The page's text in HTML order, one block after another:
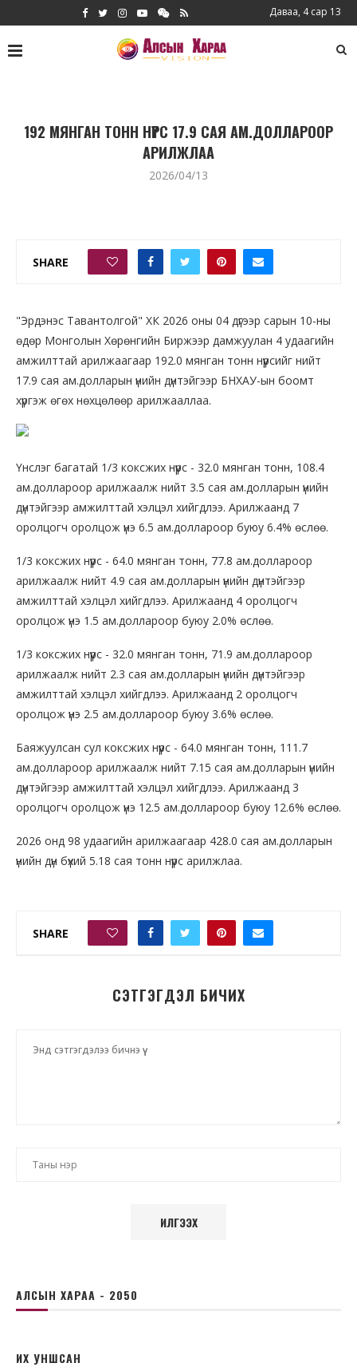
Даваа, 4 сар 13
192 МЯНГАН ТОНН НҮҮРС 17.9 САЯ АМ.ДОЛЛАРООР
АРИЛЖЛАА
2026/04/13
SHARE
"Эрдэнэс Тавантолгой" ХК 2026 оны 04 дүгээр сарын 10-ны
өдөр Монголын Хөрөнгийн Биржээр дамжуулан 4 удаагийн
амжилттай арилжаагаар 192.0 мянган тонн нүүрсийг нийт
17.9 сая ам.долларын үнийн дүнтэйгээр БНХАУ-ын боомт
хүргэж өгөх нөхцөлөөр арилжааллаа.
Үнслэг багатай 1/3 коксжих нүүрс - 32.0 мянган тонн, 108.4
ам.доллароор арилжаалж нийт 3.5 сая ам.долларын үнийн
дүнтэйгээр амжилттай хэлцэл хийгдлээ. Арилжаанд 7
оролцогч оролцож үнэ 6.5 ам.доллароор буюу 6.4% өслөө.
1/3 коксжих нүүрс - 64.0 мянган тонн, 77.8 ам.доллароор
арилжаалж нийт 4.9 сая ам.долларын үнийн дүнтэйгээр
амжилттай хэлцэл хийгдлээ. Арилжаанд 4 оролцогч
оролцож үнэ 1.5 ам.доллароор буюу 2.0% өслөө.
1/3 коксжих нүүрс - 32.0 мянган тонн, 71.9 ам.доллароор
арилжаалж нийт 2.3 сая ам.долларын үнийн дүнтэйгээр
амжилттай хэлцэл хийгдлээ. Арилжаанд 2 оролцогч
оролцож үнэ 2.5 ам.доллароор буюу 3.6% өслөө.
Баяжуулсан сул коксжих нүүрс - 64.0 мянган тонн, 111.7
ам.доллароор арилжаалж нийт 7.15 сая ам.долларын үнийн
дүнтэйгээр амжилттай хэлцэл хийгдлээ. Арилжаанд 3
оролцогч оролцож үнэ 12.5 ам.доллароор буюу 12.6% өслөө.
2026 онд 98 удаагийн арилжаагаар 428.0 сая ам.долларын
үнийн дүн бүхий 5.18 сая тонн нүүрс арилжлаа.
SHARE
СЭТГЭГДЭЛ БИЧИХ
АЛСЫН ХАРАА - 2050
ИХ УНШСАН